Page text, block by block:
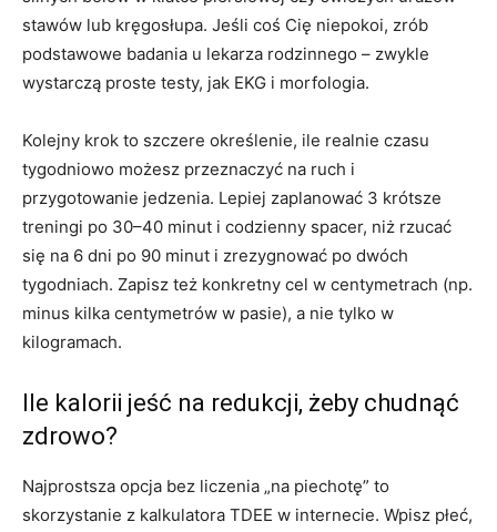
stawów lub kręgosłupa. Jeśli coś Cię niepokoi, zrób
podstawowe badania u lekarza rodzinnego – zwykle
wystarczą proste testy, jak EKG i morfologia.
Kolejny krok to szczere określenie, ile realnie czasu
tygodniowo możesz przeznaczyć na ruch i
przygotowanie jedzenia. Lepiej zaplanować 3 krótsze
treningi po 30–40 minut i codzienny spacer, niż rzucać
się na 6 dni po 90 minut i zrezygnować po dwóch
tygodniach. Zapisz też konkretny cel w centymetrach (np.
minus kilka centymetrów w pasie), a nie tylko w
kilogramach.
Ile kalorii jeść na redukcji, żeby chudnąć
zdrowo?
Najprostsza opcja bez liczenia „na piechotę” to
skorzystanie z kalkulatora TDEE w internecie. Wpisz płeć,